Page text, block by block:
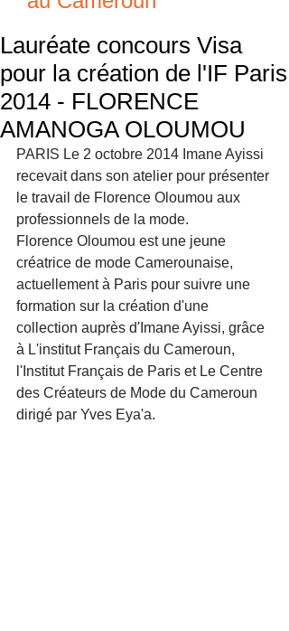
Lauréate concours Visa
pour la création de l'IF Paris
2014 - FLORENCE
AMANOGA OLOUMOU
PARIS Le 2 octobre 2014 Imane Ayissi
recevait dans son atelier pour présenter
le travail de Florence Oloumou aux
professionnels de la mode.
Florence Oloumou est une jeune
créatrice de mode Camerounaise,
actuellement à Paris pour suivre une
formation sur la création d'une
collection auprès d'Imane Ayissi, grâce
à L'institut Français du Cameroun,
l'Institut Français de Paris et Le Centre
des Créateurs de Mode du Cameroun
dirigé par Yves Eya'a.